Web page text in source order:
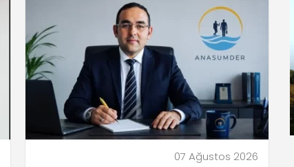
07 Ağustos 2026